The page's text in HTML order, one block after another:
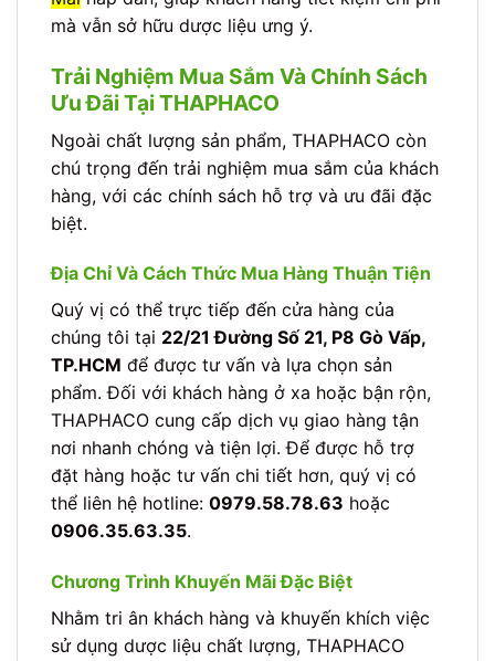
mà vẫn sở hữu dược liệu ưng ý.
Trải Nghiệm Mua Sắm Và Chính Sách
Ưu Đãi Tại THAPHACO
Ngoài chất lượng sản phẩm, THAPHACO còn
chú trọng đến trải nghiệm mua sắm của khách
hàng, với các chính sách hỗ trợ và ưu đãi đặc
biệt.
Địa Chỉ Và Cách Thức Mua Hàng Thuận Tiện
Quý vị có thể trực tiếp đến cửa hàng của
chúng tôi tại 22/21 Đường Số 21, P8 Gò Vấp,
TP.HCM để được tư vấn và lựa chọn sản
phẩm. Đối với khách hàng ở xa hoặc bận rộn,
THAPHACO cung cấp dịch vụ giao hàng tận
nơi nhanh chóng và tiện lợi. Để được hỗ trợ
đặt hàng hoặc tư vấn chi tiết hơn, quý vị có
thể liên hệ hotline: 0979.58.78.63 hoặc
0906.35.63.35.
Chương Trình Khuyến Mãi Đặc Biệt
Nhằm tri ân khách hàng và khuyến khích việc
sử dụng dược liệu chất lượng, THAPHACO